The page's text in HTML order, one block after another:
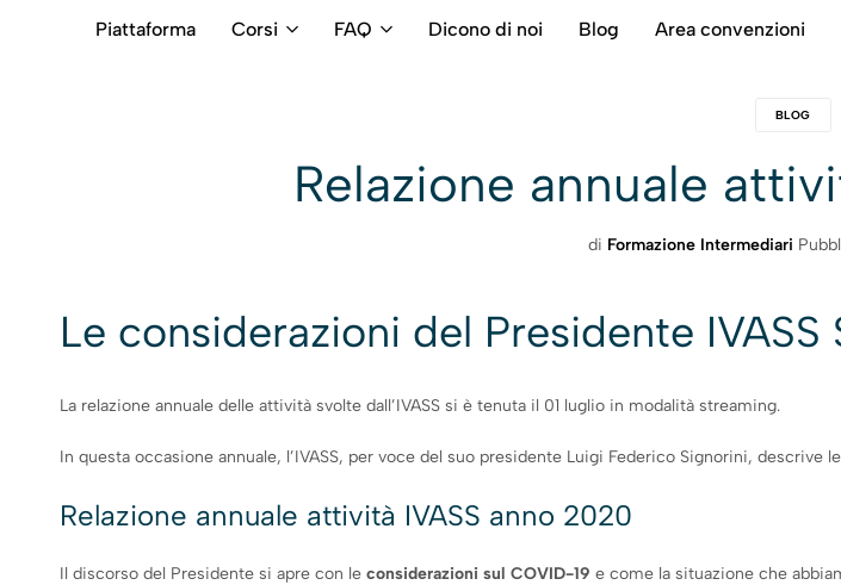
Piattaforma Corsi FAQ Dicono di noi Blog Area convenzioni
BLOG
Relazione annuale
di Formazione Intermediari
Le considerazioni del Presidente IVASS
La relazione annuale delle attività svolte dall’IVASS si è tenuta il 01 luglio in modalità streaming.
In questa occasione annuale, l’IVASS, per voce del suo presidente Luigi Federico Signorini,
Relazione annuale attività IVASS anno 2020
Il discorso del Presidente si apre con le considerazioni sul COVID-19 e come la situazione che